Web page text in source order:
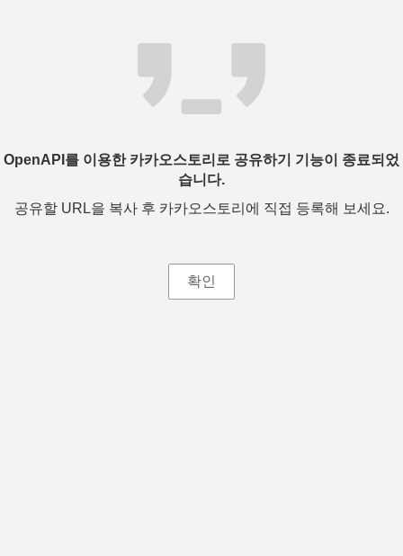
OpenAPI를 이용한 카카오스토리로 공유하기 기능이 종료되었
습니다.
공유할 URL을 복사 후 카카오스토리에 직접 등록해 보세요.
확인